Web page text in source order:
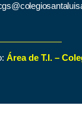
Área de T.I. –